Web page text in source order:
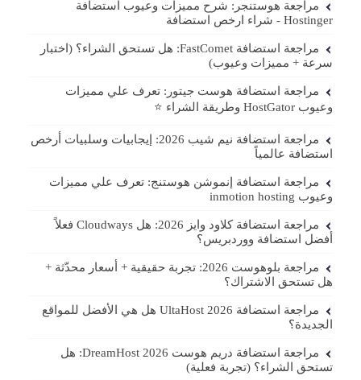
مراجعة هوستنجر: شرح مميزات وعيوب استضافة
Hostinger - شراء ارخص استضافة
مراجعة استضافة FastComet: هل تستحق الشراء؟ (اختبار
سرعة + مميزات وعيوب)
مراجعة استضافة هوست جيتور: تعرف علي مميزات
وعيوب HostGator وطريقة الشراء ⭐️
مراجعة استضافة نيم شيب 2026: إيجابيات وسلبيات أرخص
استضافة عالمياً
مراجعة استضافة إنموشن هوستنج: تعرف علي مميزات
وعيوب inmotion hosting
مراجعة استضافة كلاود وايز 2026: هل Cloudways فعلاً
أفضل استضافة ووردبريس؟
مراجعة بلوهوست 2026: تجربة حقيقية + أسعار محدّثة +
هل تستحق الاشتراك؟
مراجعة استضافة UltaHost 2026 هل هي الأفضل للمواقع
الجديدة؟
مراجعة استضافة دريم هوست DreamHost 2026: هل
تستحق الشراء؟ (تجربة فعلية)